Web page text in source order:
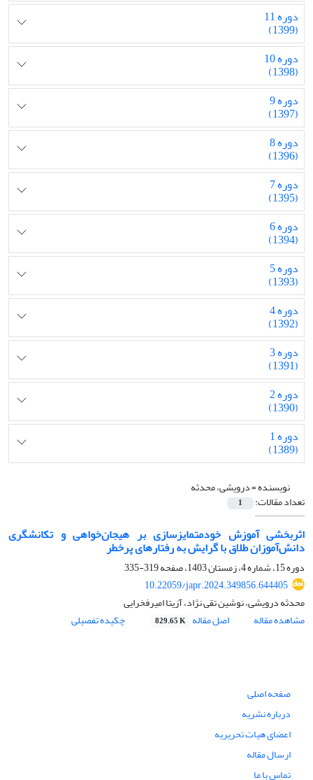
دوره 11
(1399)
دوره 10
(1398)
دوره 9
(1397)
دوره 8
(1396)
دوره 7
(1395)
دوره 6
(1394)
دوره 5
(1393)
دوره 4
(1392)
دوره 3
(1391)
دوره 2
(1390)
دوره 1
(1389)
نویسنده =درویشی، محدثه
تعداد مقالات: 1
اثربخشی آموزش خودمتمایزسازی بر هیجان‌خواهی و تکانشگری
دانش‌آموزان طلاق با گرایش به رفتارهای پرخطر
دوره 15، شماره 4، زمستان 1403، صفحه
319-335
10.22059/japr.2024.349856.644405
محدثه درویشی، نوشین تقی نژاد، آزیتا امیرفخرایی
مشاهده مقاله
اصل مقاله 829.65 K چکیده تفصیلی
صفحه اصلی
درباره نشریه
اعضای هیات تحریریه
ارسال مقاله
تماس با ما